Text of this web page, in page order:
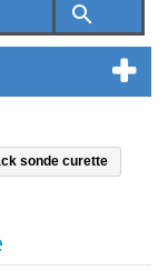
search
sonde curette